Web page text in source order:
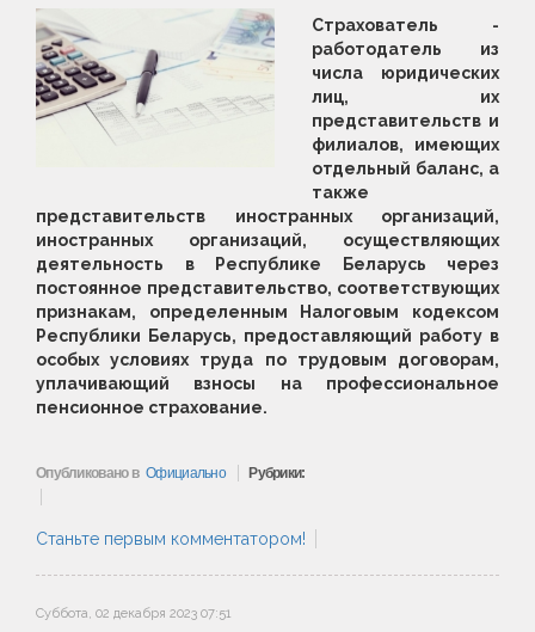
Страхователь -
работодатель из
числа юридических
лиц, их
представительств и
филиалов, имеющих
отдельный баланс, а
также
представительств иностранных организаций,
иностранных организаций, осуществляющих
деятельность в Республике Беларусь через
постоянное представительство, соответствующих
признакам, определенным Налоговым кодексом
Республики Беларусь, предоставляющий работу в
особых условиях труда по трудовым договорам,
уплачивающий взносы на профессиональное
пенсионное страхование.
Опубликовано в Официально Рубрики:
Станьте первым комментатором!
Суббота, 02 декабря 2023 07:51